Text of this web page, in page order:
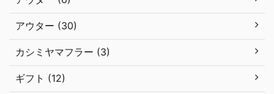
アウター (30)
カシミヤマフラー (3)
ギフト (12)